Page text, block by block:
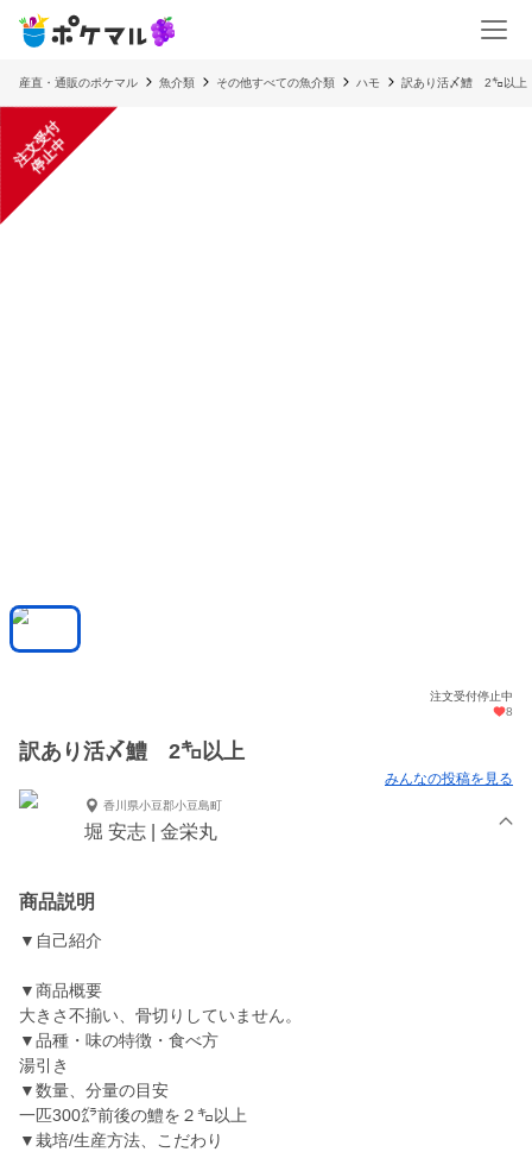
産直・通販のポケマル 魚介類 その他すべての魚介類 ハモ 訳あり活〆鱧 2㌔以上
注
文
受
付
停
止
中
注文受付停止中
8
訳あり活〆鱧 2㌔以上
みんなの投稿を見る
香川県小豆郡小豆島町
堀 安志 | 金栄丸
商品説明
▼自己紹介
▼商品概要
大きさ不揃い、骨切りしていません。
▼品種・味の特徴・食べ方
湯引き
▼数量、分量の目安
一匹300㌘前後の鱧を２㌔以上
▼栽培/生産方法、こだわり